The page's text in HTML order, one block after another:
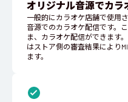
オリジナル音源でカラ
一般的にカラオケ店舗で使用
音源でのカラオケ配信です。
ま、カラオケ配信ができます。
はストア側の審査結果により
ます。